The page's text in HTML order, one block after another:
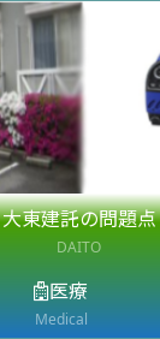
大東建託の問題点
DAITO
医療
Medical